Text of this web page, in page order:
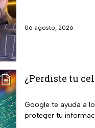
06 agosto, 2026
¿Perdiste tu
Google te ayuda a
proteger tu